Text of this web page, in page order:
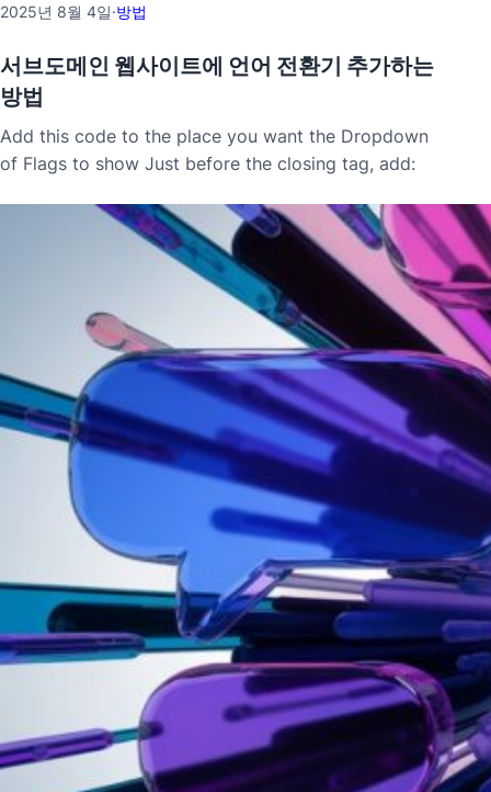
2025년 8월 4일·방법
서브도메인 웹사이트에 언어 전환기 추가하는
방법
Add this code to the place you want the Dropdown
of Flags to show Just before the closing tag, add: